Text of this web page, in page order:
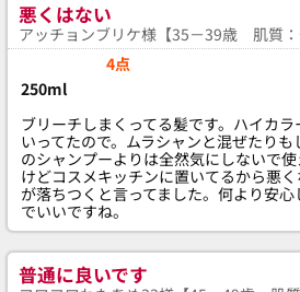
悪くはない
アッチョンブリケ様【35－39歳 肌質：
4点
250ml
ブリーチしまくってる髪です。ハイカ
いってたので。ムラシャンと混ぜたり
のシャンプーよりは全然気にしないで
けどコスメキッチンに置いてるから悪
が落ちつくと言ってました。何より安
でいいですね。
普通に良いです